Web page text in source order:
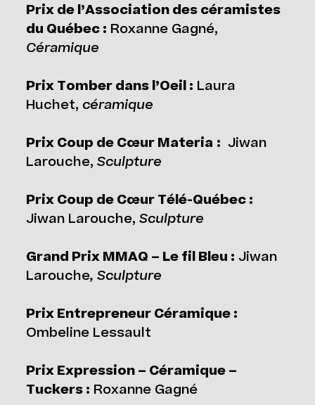
Prix de l’Association des céramistes
du Québec : Roxanne Gagné,
Céramique
Prix Tomber dans l’Oeil : Laura
Huchet, céramique
Prix Coup de Cœur Materia : Jiwan
Larouche,Sculpture
Prix Coup de Cœur Télé-Québec :
Jiwan Larouche,Sculpture
Grand Prix MMAQ – Le fil Bleu : Jiwan
Larouche, Sculpture
Prix Entrepreneur Céramique :
Ombeline Lessault
Prix Expression – Céramique –
Tuckers : Roxanne Gagné